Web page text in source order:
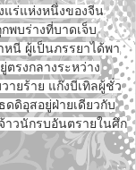
แร่แห่งหนึ่งของจีน
พบร่างที่บาดเจ็บ
นี ผู้เป็นภรรยาได้พา
ตรงกลางระหว่าง
ายร้าย แก๊งบีเทิลผู้ชั่ว
ดดิอุสอยู่ฝ่ายเดียวกับ
าวนักรบอันตรายในศึก